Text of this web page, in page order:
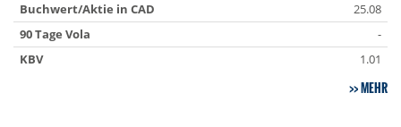
Buchwert/Aktie in CAD
25.08
90 Tage Vola
-
KBV
1.01
MEHR